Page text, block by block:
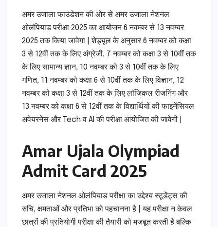
अमर उजाला फाउंडेशन की ओर से अमर उजाला नेशनल
ओलंपियाड परीक्षा 2025 का आयोजन 6 नवम्बर से 13 नवम्बर
2025 तक किया जावेगा | शेड्यूल के अनुसार 6 नवम्बर को कक्षा
3 से 12वीं तक के लिए अंग्रेजी, 7 नवम्बर को कक्षा 3 से 10वीं तक
के लिए सामान्य ज्ञान, 10 नवम्बर को 3 से 10वीं तक के लिए
गणित, 11 नवम्बर को कक्षा 6 से 10वीं तक के लिए विज्ञान, 12
नवम्बर को कक्षा 3 से 12वीं तक के लिए लॉजिकल रीजनिंग और
13 नवम्बर को कक्षा 6 से 12वीं तक के विद्यार्थियों की फाइनेंसियल
अवेयरनेस और Tech व AI की परीक्षा आयोजित की जावेगी |
Amar Ujala Olympiad
Admit Card 2025
अमर उजाला नेशनल ओलंपियाड परीक्षा का उद्देश्य स्टूडेंट्स की
रुचि, क्षमताओं और प्रतिभा को पहचानना है | यह परीक्षा न केवल
छात्रों की प्रतियोगी परीक्षा की तैयारी को मजबूत करती है बल्कि